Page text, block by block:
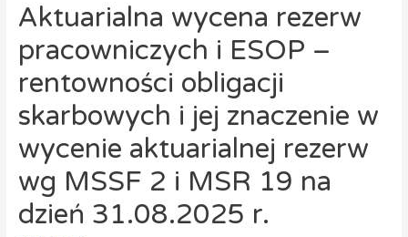
Aktuarialna wycena rezerw
pracowniczych i ESOP –
rentowności obligacji
skarbowych i jej znaczenie w
wycenie aktuarialnej rezerw
wg MSSF 2 i MSR 19 na
dzień 31.08.2025 r.